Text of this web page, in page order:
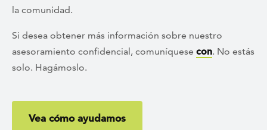
la comunidad.
Si desea obtener más información sobre nuestro
asesoramiento confidencial, comuníquese con. No estás
solo. Hagámoslo.
Vea cómo ayudamos